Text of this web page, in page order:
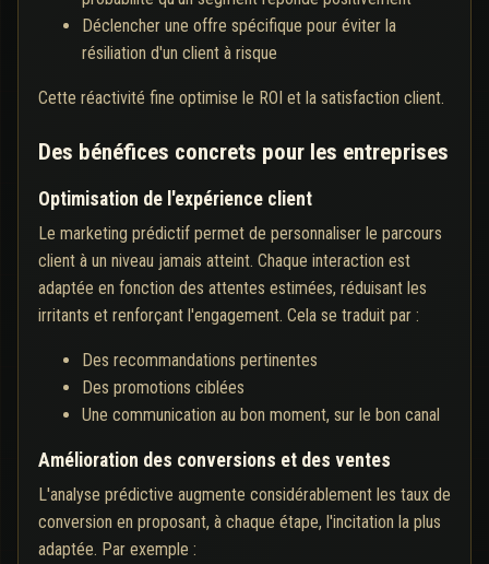
Déclencher une offre spécifique pour éviter la
résiliation d'un client à risque
Cette réactivité fine optimise le ROI et la satisfaction client.
Des bénéfices concrets pour les entreprises
Optimisation de l'expérience client
Le marketing prédictif permet de personnaliser le parcours
client à un niveau jamais atteint. Chaque interaction est
adaptée en fonction des attentes estimées, réduisant les
irritants et renforçant l'engagement. Cela se traduit par :
Des recommandations pertinentes
Des promotions ciblées
Une communication au bon moment, sur le bon canal
Amélioration des conversions et des ventes
L'analyse prédictive augmente considérablement les taux de
conversion en proposant, à chaque étape, l'incitation la plus
adaptée. Par exemple :